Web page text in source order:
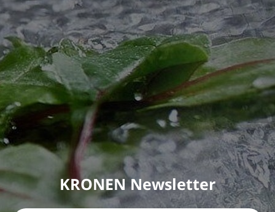
KRONEN Newsletter